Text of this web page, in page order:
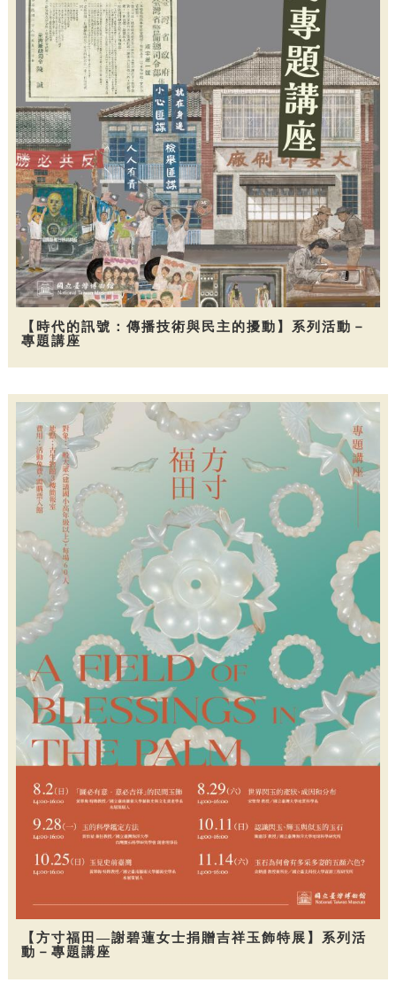
【時代的訊號：傳播技術與民主的擾動】系列活動－
專題講座
【方寸福田—謝碧蓮女士捐贈吉祥玉飾特展】系列活
動－專題講座